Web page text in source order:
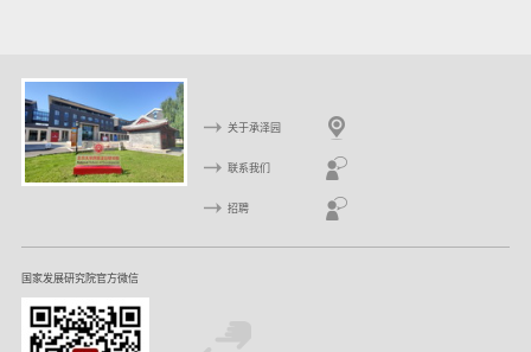
关于承泽园
联系我们
招聘
国家发展研究院官方微信